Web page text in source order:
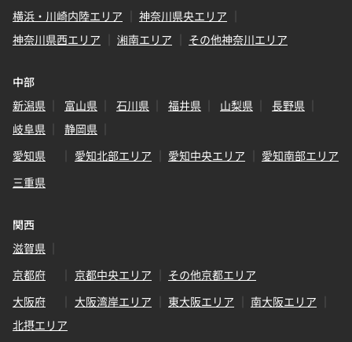
横浜・川崎内陸エリア
神奈川県央エリア
神奈川県西エリア
湘南エリア その他神奈川エリア
中部
新潟県
富山県 石川県 福井県 山梨県
長野県
岐阜県
静岡県
愛知県
愛知北部エリア 愛知中央エリア
愛知南部エリア
三重県
関西
滋賀県
京都府
京都中央エリア
その他京都エリア
大阪府
大阪湾岸エリア 東大阪エリア
南大阪エリア
北摂エリア